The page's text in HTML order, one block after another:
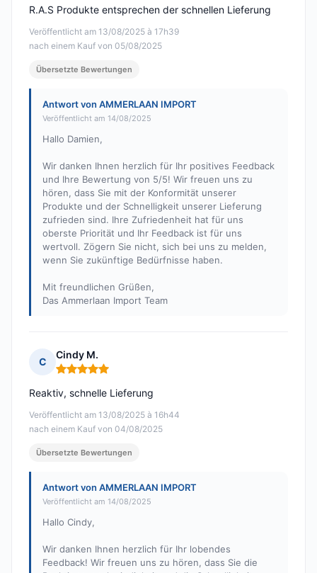
Veröffentlicht am 13/08/2025 à 17h39
nach einem Kauf von 05/08/2025
R.A.S Produkte entsprechen der schnellen Lieferung
Übersetzte Bewertungen
Antwort von AMMERLAAN IMPORT
Veröffentlicht am 14/08/2025
Hallo Damien,
Wir danken Ihnen herzlich für Ihr positives Feedback
und Ihre Bewertung von 5/5! Wir freuen uns zu
hören, dass Sie mit der Konformität unserer
Produkte und der Schnelligkeit unserer Lieferung
zufrieden sind. Ihre Zufriedenheit hat für uns
oberste Priorität und Ihr Feedback ist für uns
wertvoll. Zögern Sie nicht, sich bei uns zu melden,
wenn Sie zukünftige Bedürfnisse haben.
Mit freundlichen Grüßen,
Das Ammerlaan Import Team
C
Cindy M.
Hinweis: 5 von 5
Veröffentlicht am 13/08/2025 à 16h44
nach einem Kauf von 04/08/2025
Reaktiv, schnelle Lieferung
Übersetzte Bewertungen
Antwort von AMMERLAAN IMPORT
Veröffentlicht am 14/08/2025
Hallo Cindy,
Wir danken Ihnen herzlich für Ihr lobendes
Feedback! Wir freuen uns zu hören, dass Sie die